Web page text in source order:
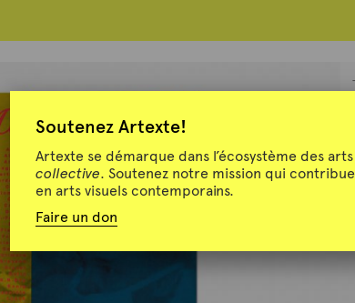
Soutenez Artexte!
Artexte se démarque dans l’écosystème des
collective. Soutenez notre mission qui
en arts visuels contemporains.
Faire un don